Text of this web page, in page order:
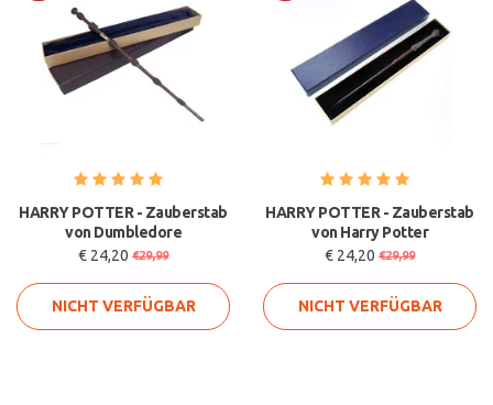
HARRY POTTER - Zauberstab
von Dumbledore
€ 24,20 €29,99
NICHT VERFÜGBAR
HARRY POTTER - Zauberstab
von Harry Potter
€ 24,20 €29,99
NICHT VERFÜGBAR